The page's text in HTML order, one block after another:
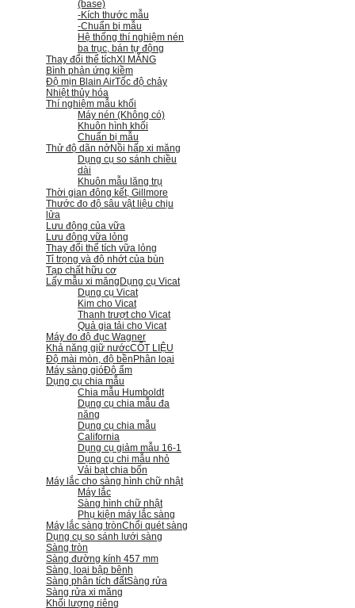
(base)
-Kích thước mẫu
-Chuẩn bị mẫu
Hệ thống thí nghiệm nén
ba trục, bán tự động
Thay đổi thể tíchXI MĂNG
Bình phản ứng kiềm
Độ mịn Blain AirTốc độ chảy
Nhiệt thủy hóa
Thí nghiệm mẫu khối
Máy nén (Không có)
Khuôn hình khối
Chuẩn bị mẫu
Thử độ dãn nởNồi hấp xi măng
Dụng cụ so sánh chiều
dài
Khuôn mẫu lăng trụ
Thời gian đông kết, Gillmore
Thước đo độ sâu vật liệu chịu
lửa
Lưu động của vữa
Lưu động vữa lỏng
Thay đổi thể tích vữa lỏng
Tỉ trọng và độ nhớt của bùn
Tạp chất hữu cơ
Lấy mẫu xi măng Dụng cụ Vicat
Dụng cụ Vicat
Kim cho Vicat
Thanh trượt cho Vicat
Quả gia tải cho Vicat
Máy đo độ đục Wagner
Khả năng giữ nướcCỐT LIỆU
Độ mài mòn, độ bền Phân loại
Máy sàng gióĐộ ẩm
Dụng cụ chia mẫu
Chia mẫu Humboldt
Dụng cụ chia mẫu đa
năng
Dụng cụ chia mẫu
California
Dụng cụ giảm mẫu 16-1
Dụng cụ chi mẫu nhỏ
Vải bạt chia bốn
Máy lắc cho sàng hình chữ nhật
Máy lắc
Sàng hình chữ nhật
Phụ kiện máy lắc sàng
Máy lắc sàng trònChổi quét sàng
Dụng cụ so sánh lưới sàng
Sàng tròn
Sàng đường kính 457 mm
Sàng, loại bập bênh
Sàng phân tích đấtSàng rửa
Sàng rửa xi măng
Khối lượng riêng